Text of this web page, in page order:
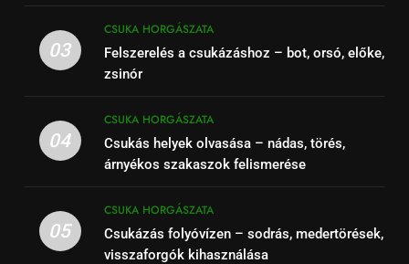
03
CSUKA HORGÁSZATA
Felszerelés a csukázáshoz – bot, orsó, előke,
zsinór
04
CSUKA HORGÁSZATA
Csukás helyek olvasása – nádas, törés,
árnyékos szakaszok felismerése
05
CSUKA HORGÁSZATA
Csukázás folyóvízen – sodrás, medertörések,
visszaforgók kihasználása